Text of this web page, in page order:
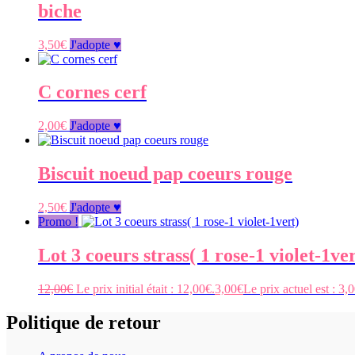
biche
3,50€ J'adopte ♥
C cornes cerf
2,00€ J'adopte ♥
Biscuit noeud pap coeurs rouge
2,50€ J'adopte ♥
Promo !
Lot 3 coeurs strass( 1 rose-1 violet-
12,00€ Le prix initial était : 12,00€.3,00€Le prix actuel est :
Politique de retour